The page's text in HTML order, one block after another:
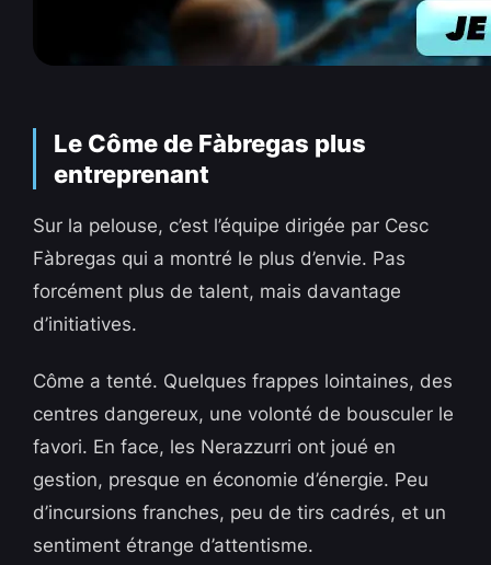
Le Côme de Fàbregas plus
entreprenant
Sur la pelouse, c’est l’équipe dirigée par Cesc
Fàbregas qui a montré le plus d’envie. Pas
forcément plus de talent, mais davantage
d’initiatives.
Côme a tenté. Quelques frappes lointaines, des
centres dangereux, une volonté de bousculer le
favori. En face, les Nerazzurri ont joué en
gestion, presque en économie d’énergie. Peu
d’incursions franches, peu de tirs cadrés, et un
sentiment étrange d’attentisme.